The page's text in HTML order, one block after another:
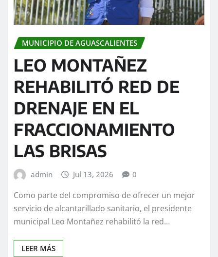
MUNICIPIO DE AGUASCALIENTES
LEO MONTAÑEZ
REHABILITÓ RED DE
DRENAJE EN EL
FRACCIONAMIENTO
LAS BRISAS
admin Jul 13, 2026 0
Como parte del compromiso de ofrecer un mejor
servicio de alcantarillado sanitario, el presidente
municipal Leo Montañez rehabilitó la red…
LEER MÁS